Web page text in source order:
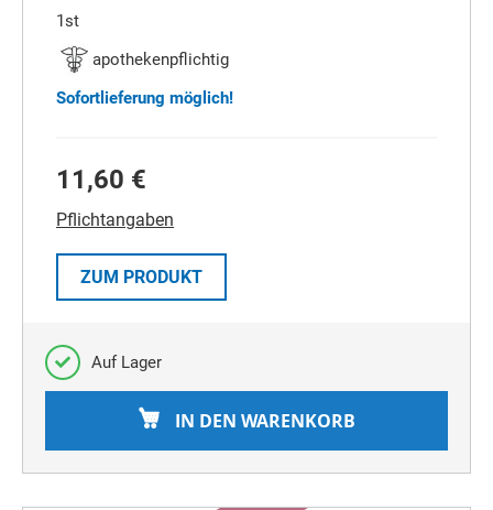
1st
apothekenpflichtig
Sofortlieferung möglich!
11,60 €
Pflichtangaben
ZUM PRODUKT
Auf Lager
IN DEN WARENKORB